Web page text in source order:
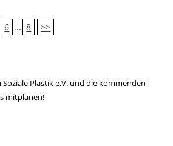
6 ... 8 >>
Plastik e.V. und die kommenden
mitplanen!